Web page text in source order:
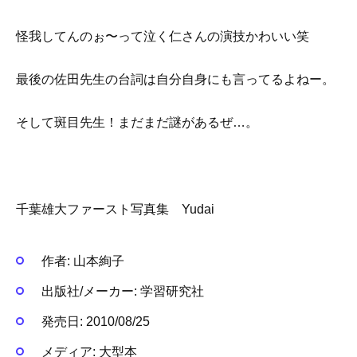
怪我してんのぉ〜って泣く仁さんの演技かわいい笑
最後の佐田先生の台詞は自分自身にも言ってるよねー。
そして斑目先生！まだまだ謎があるぜ…。
千葉雄大ファースト写真集 Yudai
作者: 山本絢子
出版社/メーカー: 学習研究社
発売日: 2010/08/25
メディア: 大型本